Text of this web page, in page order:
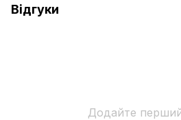
Відгуки
Додайте перший